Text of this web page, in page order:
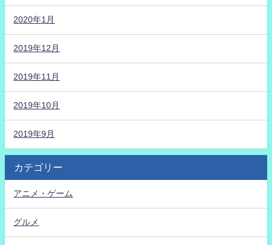
2020年1月
2019年12月
2019年11月
2019年10月
2019年9月
カテゴリー
アニメ・ゲーム
グルメ